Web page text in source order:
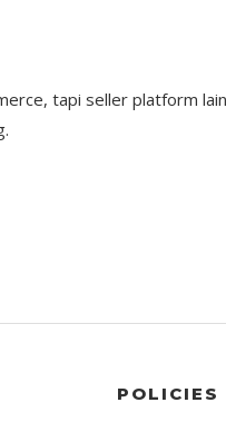
tapi seller platform lain
POLICIES